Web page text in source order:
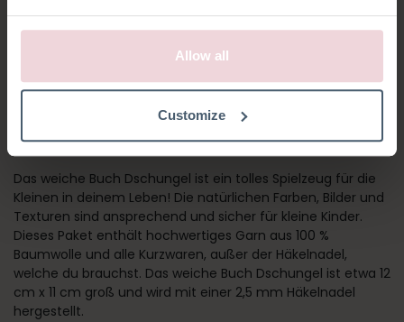
Allow all
Customize
WEICHES BUCH -
DSCHUNGEL
Das weiche Buch Dschungel ist ein tolles Spielzeug für die
Kleinen in deinem Leben! Die natürlichen Farben, Bilder und
Texturen sind ansprechend und sicher für kleine Kinder.
Dieses Paket enthält hochwertiges Garn aus 100 %
Baumwolle und alle Kurzwaren, außer der Häkelnadel,
welche du brauchst. Das weiche Buch Dschungel ist etwa 12
cm x 11 cm groß und wird mit einer 2,5 mm Häkelnadel
hergestellt.